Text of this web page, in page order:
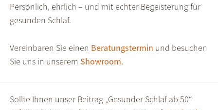
Persönlich, ehrlich – und mit echter Begeisterung für
gesunden Schlaf.
Vereinbaren Sie einen Beratungstermin und besuchen
Sie uns in unserem Showroom.
Sollte Ihnen unser Beitrag „Gesunder Schlaf ab 50“